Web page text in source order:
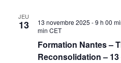
JEU
13
Formation Nantes –
Reconsolidation –
13 novembre 2025 - 9 h 00
min CET